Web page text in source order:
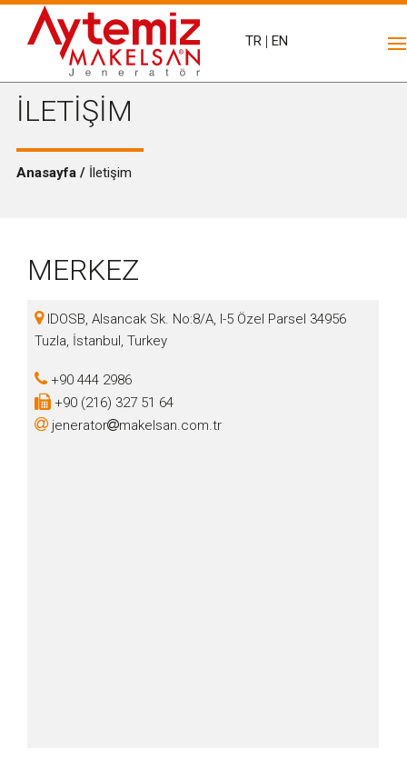
TR | EN
İLETİŞİM
Anasayfa / İletişim
MERKEZ
IDOSB, Alsancak Sk. No:8/A, I-5 Özel Parsel 34956
Tuzla, İstanbul, Turkey
+90 444 2986
+90 (216) 327 51 64
jenerator
makelsan.com.tr